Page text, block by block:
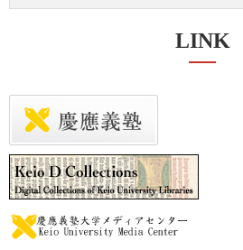
LINK